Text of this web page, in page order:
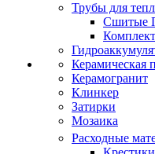
Трубы для
Сшитые
Керамическая
Керамогранит
Клинкер
Затирки
Мозаика
Расходные